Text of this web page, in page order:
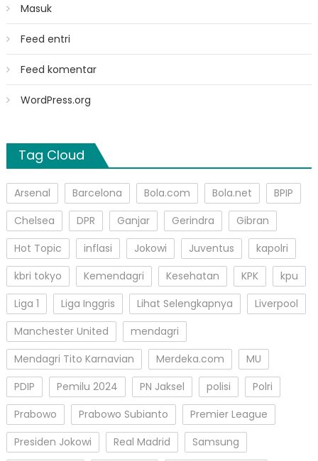
Masuk
Feed entri
Feed komentar
WordPress.org
Tag Cloud
Arsenal Barcelona Bola.com Bola.net
BPIP
Chelsea
DPR Ganjar Gerindra
Gibran
Hot Topic
inflasi Jokowi Juventus
kapolri
kbri tokyo
Kemendagri Kesehatan KPK
kpu
Liga 1
Liga Inggris Lihat Selengkapnya
Liverpool
Manchester United
mendagri
Mendagri Tito Karnavian
Merdeka.com
MU
PDIP
Pemilu 2024 PN Jaksel polisi
Polri
Prabowo
Prabowo Subianto
Premier League
Presiden Jokowi
Real Madrid
Samsung